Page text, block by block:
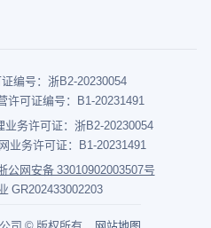
编号：浙B2-20230054
许可证编号：B1-20231491
务许可证：浙B2-20230054
业务许可证：B1-20231491
公网安备 33010902003507号
GR202433002203